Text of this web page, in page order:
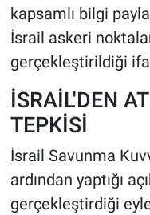
kapsamlı bilgi
İsrail askeri
gerçekleştirildiği
İSRAİL'DEN
TEPKİSİ
İsrail Savunma
ardından yaptığı
gerçekleştirdiği